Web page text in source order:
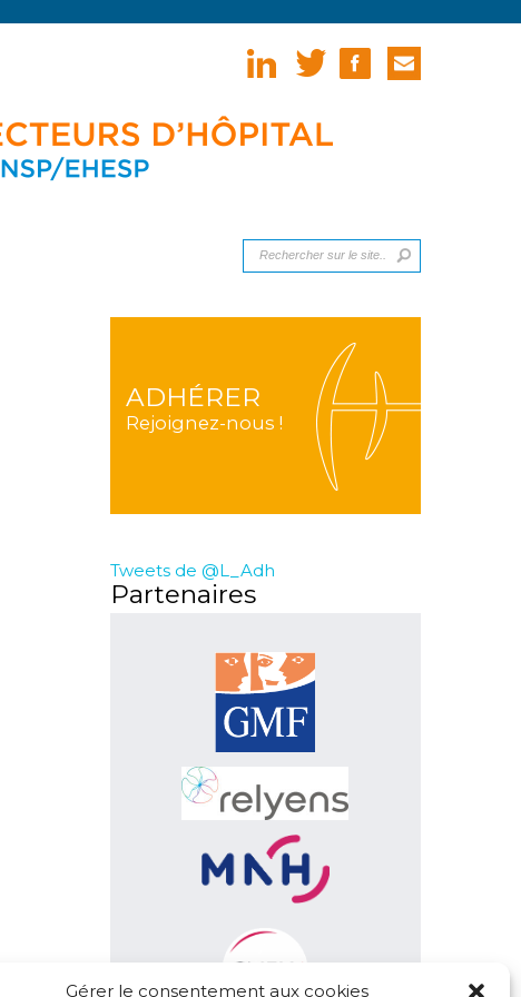
Gérer le consentement aux cookies
ADHÉRER
Rejoignez-nous !
Tweets de @L_Adh
Partenaires